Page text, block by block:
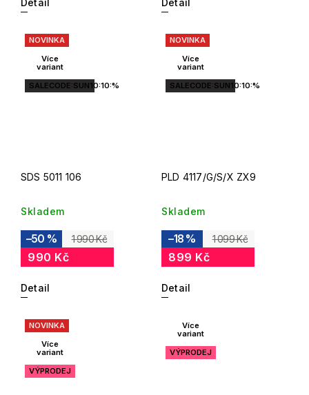
Detail Detail
NOVINKA
Více
variant
SALECODE:SUN10:10:%
SDS 5011 106
Skladem
1 990 Kč
–50 %
990 Kč
Detail
NOVINKA
Více
variant
SALECODE:SUN10:10:%
PLD 4117/G/S/X ZX9
Skladem
1 099 Kč
–18 %
899 Kč
Detail
NOVINKA
Více
variant
VÝPRODEJ
Více
variant
VÝPRODEJ